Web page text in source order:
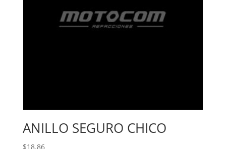
ANILLO SEGURO CHICO
$18.86